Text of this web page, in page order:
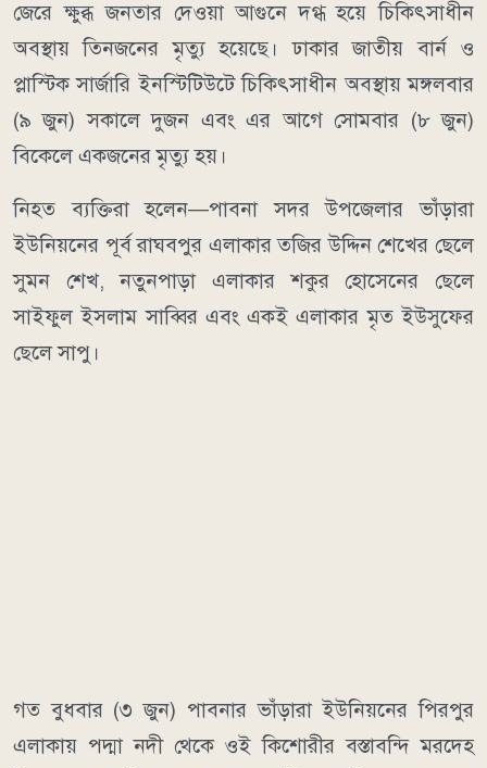
জেরে ক্ষুব্ধ জনতার দেওয়া আগুনে দগ্ধ হয়ে চিকিৎসাধীন
অবস্থায় তিনজনের মৃত্যু হয়েছে। ঢাকার জাতীয় বার্ন ও
প্লাস্টিক সার্জারি ইনস্টিটিউটে চিকিৎসাধীন অবস্থায় মঙ্গলবার
(৯ জুন) সকালে দুজন এবং এর আগে সোমবার (৮ জুন)
বিকেলে একজনের মৃত্যু হয়।
নিহত ব্যক্তিরা হলেন—পাবনা সদর উপজেলার ভাঁড়ারা
ইউনিয়নের পূর্ব রাঘবপুর এলাকার তজির উদ্দিন শেখের ছেলে
সুমন শেখ, নতুনপাড়া এলাকার শকুর হোসেনের ছেলে
সাইফুল ইসলাম সাব্বির এবং একই এলাকার মৃত ইউসুফের
ছেলে সাপু।
গত বুধবার (৩ জুন) পাবনার ভাঁড়ারা ইউনিয়নের পিরপুর
এলাকায় পদ্মা নদী থেকে ওই কিশোরীর বস্তাবন্দি মরদেহ